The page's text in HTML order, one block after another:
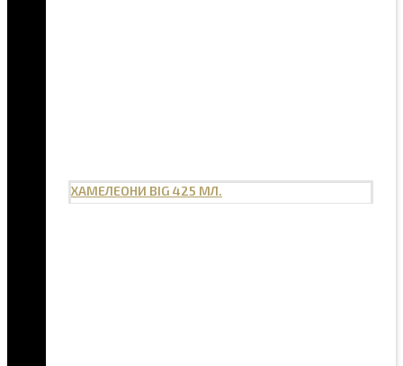
ХАМЕЛЕОНИ BIG 425 МЛ.